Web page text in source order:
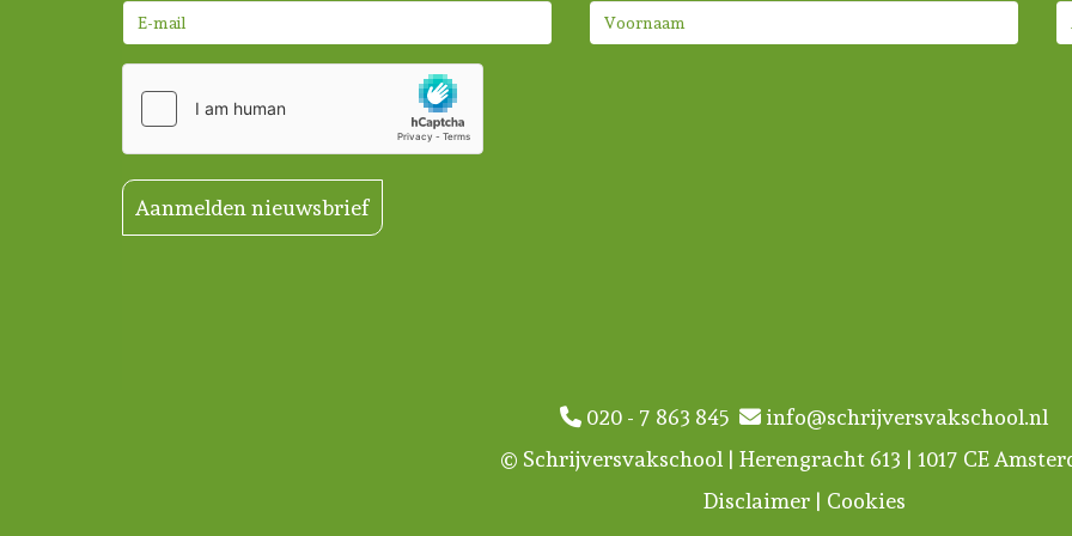
Aanmelden nieuwsbrief
020 - 7 863 845
info@schrijversvakschool.nl
© Schrijversvakschool | Herengracht 613 | 1017 CE
Disclaimer| Cookies